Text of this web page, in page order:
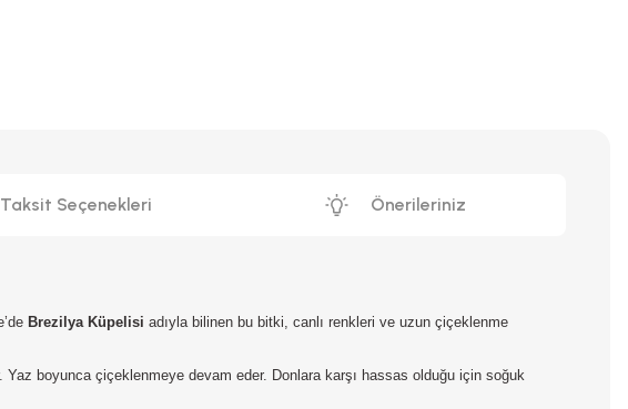
Taksit Seçenekleri Önerileriniz
Brezilya Küpelisi adıyla bilinen bu bitki, canlı renkleri ve uzun çiçeklenme
boyunca çiçeklenmeye devam eder. Donlara karşı hassas olduğu için soğuk